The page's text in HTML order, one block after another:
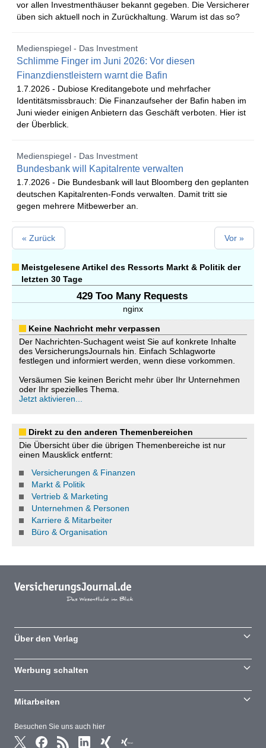
vor allen Investmenthäuser bekannt gegeben. Die Versicherer
üben sich aktuell noch in Zurückhaltung. Warum ist das so?
Medienspiegel - Das Investment
Schlimme Finger im Juni 2026: Vor diesen
Finanzdienstleistern warnt die Bafin
1.7.2026 - Dubiose Kreditangebote und mehrfacher
Identitätsmissbrauch: Die Finanzaufseher der Bafin haben im
Juni wieder einigen Anbietern das Geschäft verboten. Hier ist
der Überblick.
Medienspiegel - Das Investment
Bundesbank will Kapitalrente verwalten
1.7.2026 - Die Bundesbank will laut Bloomberg den geplanten
deutschen Kapitalrenten-Fonds verwalten. Damit tritt sie
gegen mehrere Mitbewerber an.
« Zurück Vor »
Meistgelesene Artikel des Ressorts Markt & Politik der
letzten 30 Tage
429 Too Many Requests
nginx
Keine Nachricht mehr verpassen
Der Nachrichten-Suchagent weist Sie auf konkrete Inhalte
des VersicherungsJournals hin. Einfach Schlagworte
festlegen und informiert werden, wenn diese vorkommen.
Versäumen Sie keinen Bericht mehr über Ihr Unternehmen
oder Ihr spezielles Thema.
Jetzt aktivieren...
Direkt zu den anderen Themenbereichen
Die Übersicht über die übrigen Themenbereiche ist nur
einen Mausklick entfernt:
Versicherungen & Finanzen
Markt & Politik
Vertrieb & Marketing
Unternehmen & Personen
Karriere & Mitarbeiter
Büro & Organisation
Besuchen Sie uns auch hier
Über den Verlag
Werbung schalten
Mitarbeiten